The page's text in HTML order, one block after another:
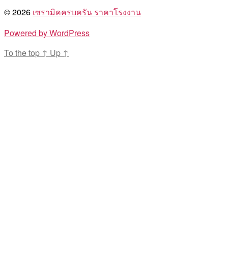
© 2026 เซรามิคครบครัน ราคาโรงงาน
Powered by WordPress
To the top ↑ Up ↑